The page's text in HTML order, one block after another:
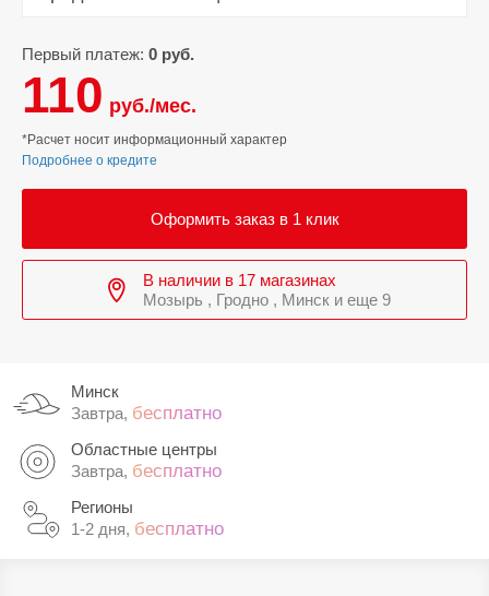
Первый платеж: 0 руб.
110 руб./мес.
*Расчет носит информационный характер
Подробнее о кредите
Оформить заказ в 1 клик
В наличии в 17 магазинах
Мозырь , Гродно , Минск и еще 9
Минск
Завтра, бесплатно
Областные центры
Завтра, бесплатно
Регионы
1-2 дня, бесплатно